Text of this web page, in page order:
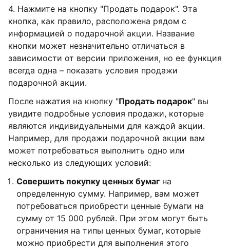
4. Нажмите на кнопку "Продать подарок". Эта
кнопка, как правило, расположена рядом с
информацией о подарочной акции. Название
кнопки может незначительно отличаться в
зависимости от версии приложения, но ее функция
всегда одна – показать условия продажи
подарочной акции.
После нажатия на кнопку "Продать подарок" вы
увидите подробные условия продажи, которые
являются индивидуальными для каждой акции.
Например, для продажи подарочной акции вам
может потребоваться выполнить одно или
несколько из следующих условий:
Совершить покупку ценных бумаг на
определенную сумму. Например, вам может
потребоваться приобрести ценные бумаги на
сумму от 15 000 рублей. При этом могут быть
ограничения на типы ценных бумаг, которые
можно приобрести для выполнения этого